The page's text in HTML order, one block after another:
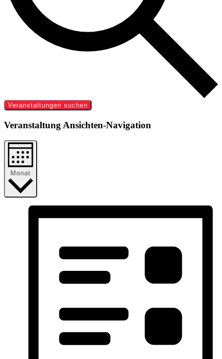
Veranstaltungen suchen
Veranstaltung Ansichten-Navigation
Monat